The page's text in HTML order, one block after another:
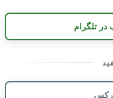
در تلگرام